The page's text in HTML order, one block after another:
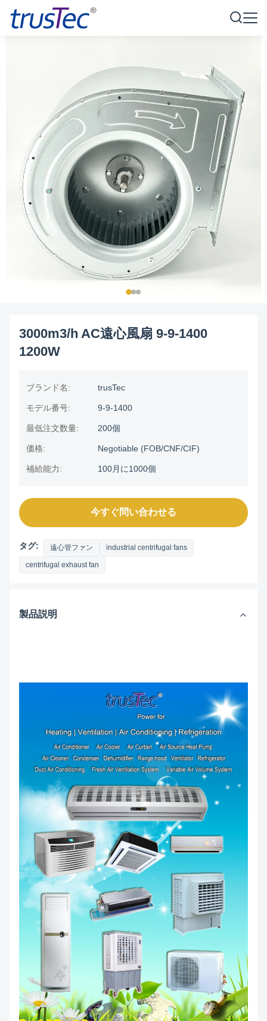
3000m3/h AC遠心風扇 9-9-1400
1200W
ブランド名: trusTec
モデル番号: 9-9-1400
最低注文数量: 200個
価格: Negotiable (FOB/CNF/CIF)
補給能力: 100月に1000個
今すぐ問い合わせる
タグ: 遠心管ファン industrial centrifugal fans
centrifugal exhaust fan
製品説明